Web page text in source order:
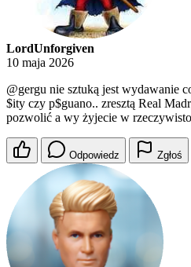
LordUnforgiven
10 maja 2026
@gergu nie sztuką jest wydawanie
$ity czy p$guano.. zresztą Real
pozwolić a wy żyjecie w
Odpowiedz Zgłoś